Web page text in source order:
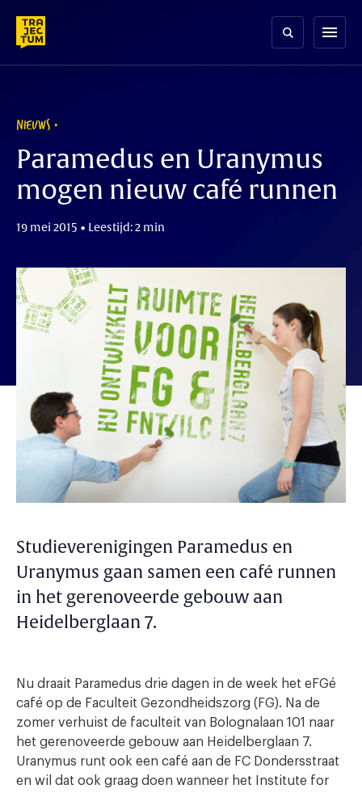
content
menu
NIEUWS
Paramedus en Uranymus
mogen nieuw café runnen
19 mei 2015 • Leestijd: 2 min
Studieverenigingen Paramedus en
Uranymus gaan samen een café runnen
in het gerenoveerde gebouw aan
Heidelberglaan 7.
Nu draait Paramedus drie dagen in de week het eFGé
café op de Faculteit Gezondheidszorg (FG). Na de
zomer verhuist de faculteit van Bolognalaan 101 naar
het gerenoveerde gebouw aan Heidelberglaan 7.
Uranymus runt ook een café aan de FC Dondersstraat
en wil dat ook graag doen wanneer het Institute for